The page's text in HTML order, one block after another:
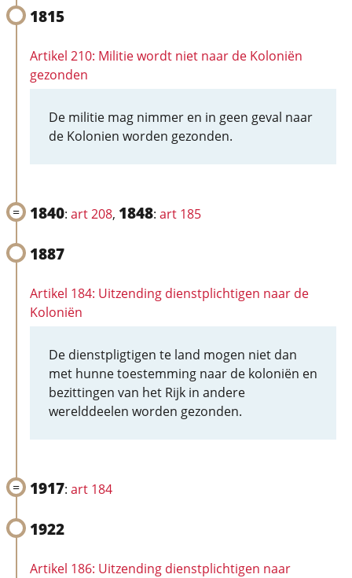
1815
Artikel 210: Militie wordt niet naar de Koloniën
gezonden
De militie mag nimmer en in geen geval naar
de Kolonien worden gezonden.
1840: art 208, 1848: art 185
1887
Artikel 184: Uitzending dienstplichtigen naar de
Koloniën
De dienstpligtigen te land mogen niet dan
met hunne toestemming naar de koloniën en
bezittingen van het Rijk in andere
werelddeelen worden gezonden.
1917: art 184
1922
Artikel 186: Uitzending dienstplichtigen naar